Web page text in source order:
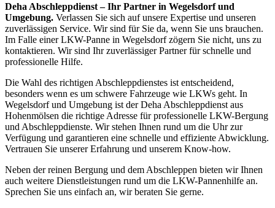
Deha Abschleppdienst – Ihr Partner in Wegelsdorf und
Umgebung. Verlassen Sie sich auf unsere Expertise und unseren
zuverlässigen Service. Wir sind für Sie da, wenn Sie uns brauchen.
Im Falle einer LKW-Panne in Wegelsdorf zögern Sie nicht, uns zu
kontaktieren. Wir sind Ihr zuverlässiger Partner für schnelle und
professionelle Hilfe.
Die Wahl des richtigen Abschleppdienstes ist entscheidend,
besonders wenn es um schwere Fahrzeuge wie LKWs geht. In
Wegelsdorf und Umgebung ist der Deha Abschleppdienst aus
Hohenmölsen die richtige Adresse für professionelle LKW-Bergung
und Abschleppdienste. Wir stehen Ihnen rund um die Uhr zur
Verfügung und garantieren eine schnelle und effiziente Abwicklung.
Vertrauen Sie unserer Erfahrung und unserem Know-how.
Neben der reinen Bergung und dem Abschleppen bieten wir Ihnen
auch weitere Dienstleistungen rund um die LKW-Pannenhilfe an.
Sprechen Sie uns einfach an, wir beraten Sie gerne.